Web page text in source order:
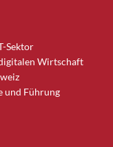
Sektor
Wirtschaft
und Führung